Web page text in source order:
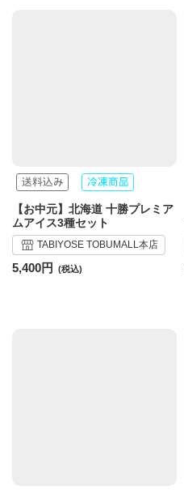
【お中元】北海道 十勝プレミア
ムアイス3種セット
TABIYOSE TOBUMALL本店
5,400円